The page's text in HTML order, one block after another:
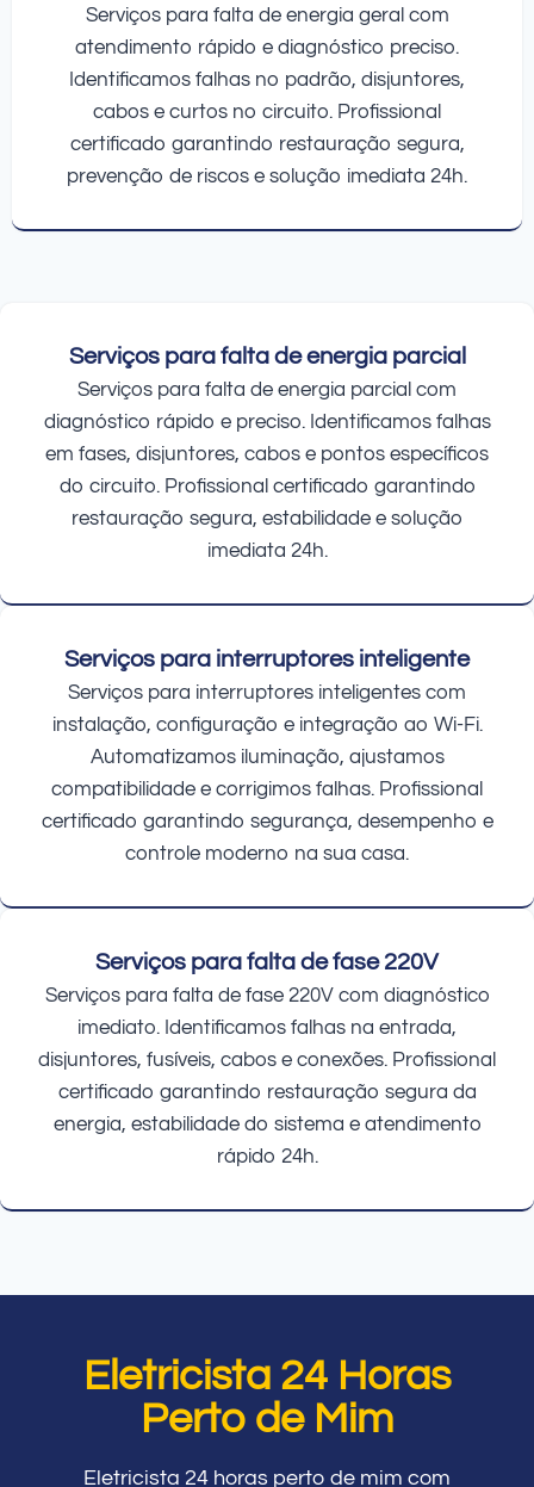
Serviços para falta de energia geral com
atendimento rápido e diagnóstico preciso.
Identificamos falhas no padrão, disjuntores,
cabos e curtos no circuito. Profissional
certificado garantindo restauração segura,
prevenção de riscos e solução imediata 24h.
Serviços para falta de energia parcial
Serviços para falta de energia parcial com
diagnóstico rápido e preciso. Identificamos falhas
em fases, disjuntores, cabos e pontos específicos
do circuito. Profissional certificado garantindo
restauração segura, estabilidade e solução
imediata 24h.
Serviços para interruptores inteligente
Serviços para interruptores inteligentes com
instalação, configuração e integração ao Wi-Fi.
Automatizamos iluminação, ajustamos
compatibilidade e corrigimos falhas. Profissional
certificado garantindo segurança, desempenho e
controle moderno na sua casa.
Serviços para falta de fase 220V
Serviços para falta de fase 220V com diagnóstico
imediato. Identificamos falhas na entrada,
disjuntores, fusíveis, cabos e conexões. Profissional
certificado garantindo restauração segura da
energia, estabilidade do sistema e atendimento
rápido 24h.
Eletricista 24 Horas
Perto de Mim
Eletricista 24 horas perto de mim com